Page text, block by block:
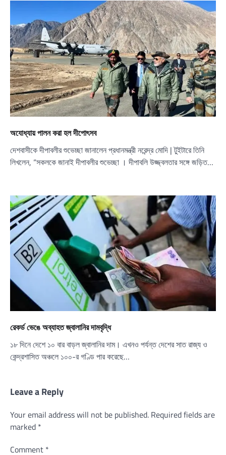
অযোধ্যায় পালন করা হল দীপোৎসব
দেশবাসীকে দীপাবলীর শুভেচ্ছা জানালেন প্রধানমন্ত্রী নরেন্দ্র মোদি | টুইটারে তিনি
লিখলেন, “সকলকে জানাই দীপাবলীর শুভেচ্ছা । দীপাবলি উজ্জ্বলতার সঙ্গে জড়িত…
রেকর্ড ভেঙে অব্যাহত জ্বালানির দামবৃদ্ধি
১৮ দিনে দেশে ১০ বার বাড়ল জ্বালানির দাম। এখনও পর্যন্ত দেশের সাত রাজ্য ও
কেন্দ্রশাসিত অঞ্চলে ১০০-র গণ্ডি পার করেছে…
Leave a Reply
Your email address will not be published. Required fields are
marked *
Comment *